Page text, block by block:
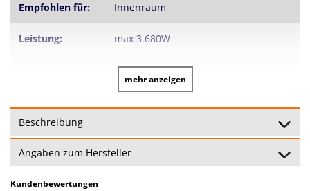
Empfohlen für: Innenraum
Leistung: max 3.680W
3
USB-Ports: USB-A, USB-C
mehr anzeigen
Beschreibung
Angaben zum Hersteller
Kundenbewertungen